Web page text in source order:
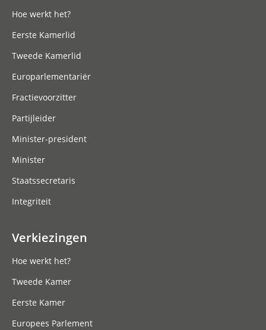
Hoe werkt het?
Eerste Kamerlid
Tweede Kamerlid
Europarlementariër
Fractievoorzitter
Partijleider
Minister-president
Minister
Staatssecretaris
Integriteit
Verkiezingen
Hoe werkt het?
Tweede Kamer
Eerste Kamer
Europees Parlement